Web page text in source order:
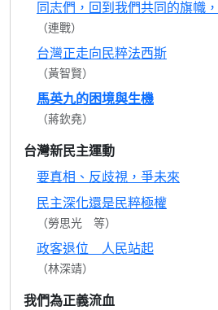
同志們，回到我們共同的旗幟
（連戰）
台灣正走向民粹法西斯
（黃智賢）
馬英九的困境與生機
（蔣欽堯）
台灣新民主運動
要真相、反歧視，爭未來
民主深化還是民粹極權
（勞思光 等）
政客退位 人民站起
（林深靖）
我們為正義流血